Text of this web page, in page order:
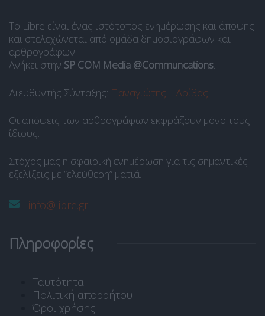
Το Libre είναι ένας ιστότοπος ενημέρωσης και άποψης
και στελεχώνεται από ομάδα δημοσιογράφων και
αρθρογράφων.
Ανήκει στην SP COM Media @Communcations.
Διευθυντής Σύνταξης: Παναγιώτης Ι. Δρίβας.
Οι απόψεις των αρθρογράφων εκφράζουν μόνο τους
ίδιους.
Στόχος μας η σφαιρική ενημέρωση για τις σημαντικές
εξελίξεις με “ελεύθερη” ματιά.
info@libre.gr
Πληροφορίες
Ταυτότητα
Πολιτική απορρήτου
Όροι χρήσης